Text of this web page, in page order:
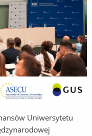
Uniwersytetu